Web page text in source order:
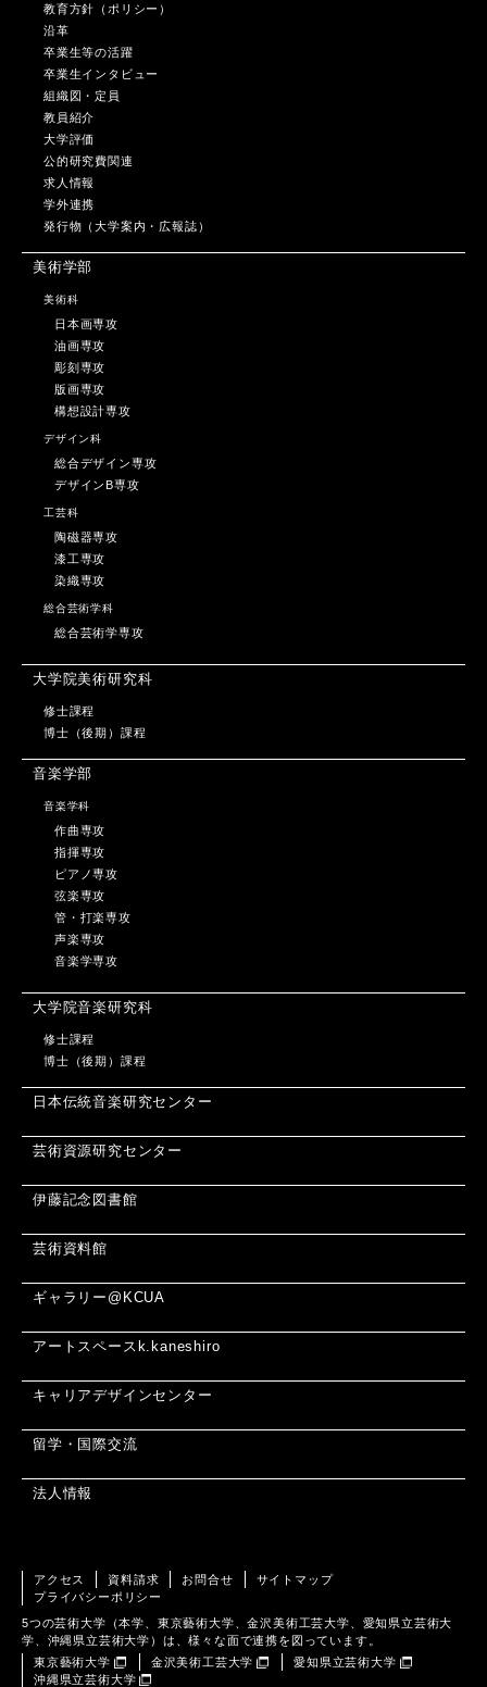
教育方針（ポリシー）
沿革
卒業生等の活躍
卒業生インタビュー
組織図・定員
教員紹介
大学評価
公的研究費関連
求人情報
学外連携
発行物（大学案内・広報誌）
美術学部
美術科
日本画専攻
油画専攻
彫刻専攻
版画専攻
構想設計専攻
デザイン科
総合デザイン専攻
デザインB専攻
工芸科
陶磁器専攻
漆工専攻
染織専攻
総合芸術学科
総合芸術学専攻
大学院美術研究科
修士課程
博士（後期）課程
音楽学部
音楽学科
作曲専攻
指揮専攻
ピアノ専攻
弦楽専攻
管・打楽専攻
声楽専攻
音楽学専攻
大学院音楽研究科
修士課程
博士（後期）課程
日本伝統音楽研究センター
芸術資源研究センター
伊藤記念図書館
芸術資料館
ギャラリー@KCUA
アートスペースk.kaneshiro
キャリアデザインセンター
留学・国際交流
法人情報
アクセス 資料請求 お問合せ
サイトマップ
プライバシーポリシー
5つの芸術大学（本学、東京藝術大学、金沢美術工芸大学、愛知県立芸術大
学、沖縄県立芸術大学）は、様々な面で連携を図っています。
東京藝術大学
金沢美術工芸大学
愛知県立芸術大学
沖縄県立芸術大学